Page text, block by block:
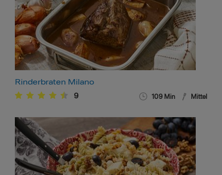
Rinderbraten Milano
9 109 Min Mittel